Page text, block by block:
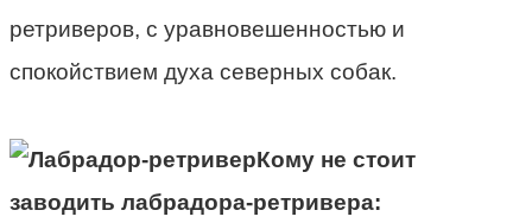
ретриверов, с уравновешенностью и
спокойствием духа северных собак.
Кому не стоит
заводить лабрадора-ретривера: